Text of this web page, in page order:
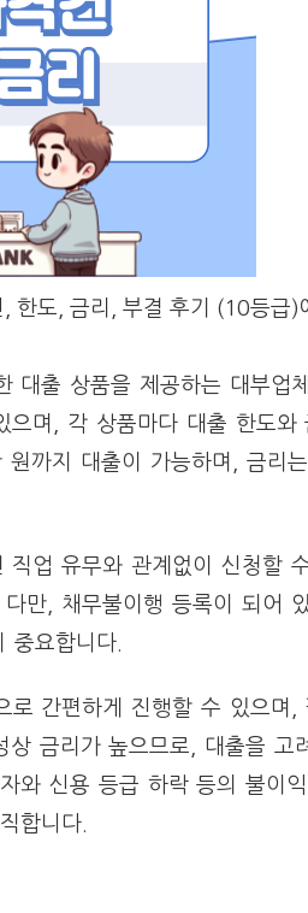
한도, 금리, 부결 후기 (10등급)
대출 상품을 제공하는 대부업
며, 각 상품마다 대출 한도와
까지 대출이 가능하며, 금리
업 유무와 관계없이 신청할
만, 채무불이행 등록이 되어
중요합니다.
간편하게 진행할 수 있으며,
금리가 높으므로, 대출을 고
와 신용 등급 하락 등의 불이
합니다.